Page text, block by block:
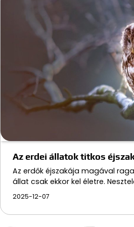
Az erdei állatok titkos
Az erdők éjszakája magával
állat csak ekkor kel életre.
2025-12-07